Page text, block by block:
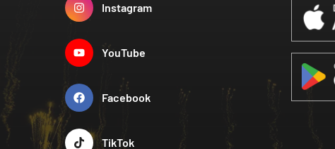
Instagram
YouTube
Facebook
TikTok